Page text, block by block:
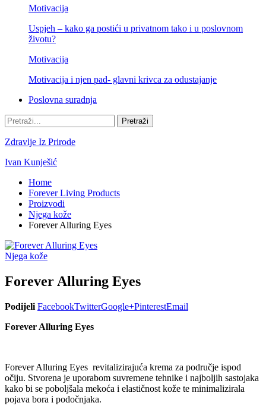
Motivacija
Uspjeh – kako ga postići u privatnom tako i u poslovnom
životu?
Motivacija
Motivacija i njen pad- glavni krivca za odustajanje
Poslovna suradnja
Zdravlje Iz Prirode
Ivan Kunješić
Home
Forever Living Products
Proizvodi
Njega kože
Forever Alluring Eyes
Njega kože
Forever Alluring Eyes
Podijeli FacebookTwitterGoogle+PinterestEmail
Forever Alluring Eyes
Forever Alluring Eyes revitalizirajuća krema za područje ispod
očiju. Stvorena je uporabom suvremene tehnike i najboljih sastojaka
kako bi se poboljšala mekoća i elastičnost kože te minimalizirala
pojava bora i podočnjaka.